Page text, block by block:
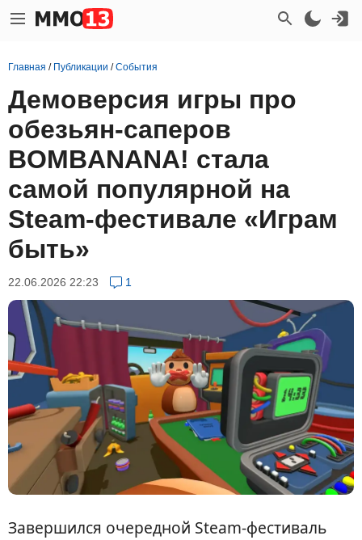
Главная / Публикации /События
Демоверсия игры про
обезьян-саперов
BOMBANANA! стала
самой популярной на
Steam-фестивале «Играм
быть»
22.06.2026 22:23 1
Завершился очередной Steam-фестиваль